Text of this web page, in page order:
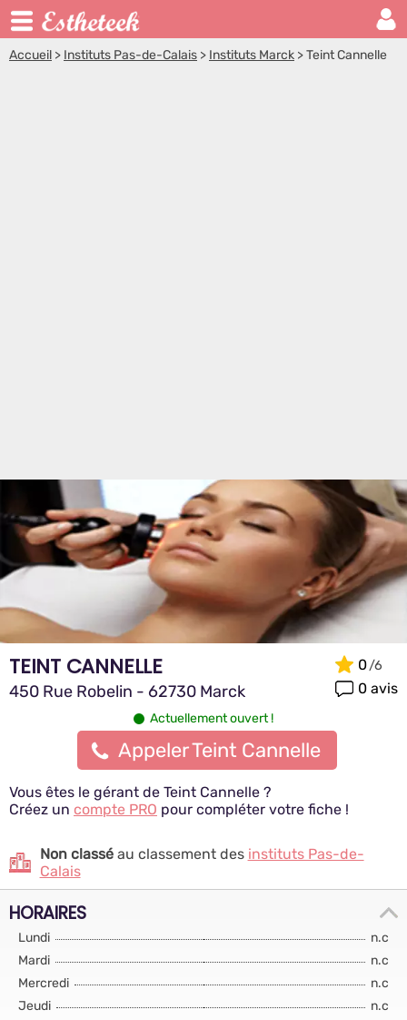
Accueil > Instituts Pas-de-Calais > Instituts Marck >Teint Cannelle
TEINT CANNELLE
450 Rue Robelin - 62730 Marck
0
0 avis
Actuellement ouvert !
Appeler Teint Cannelle
Vous êtes le gérant de Teint Cannelle ?
Créez un compte PRO pour compléter votre fiche !
Non classéau classement des instituts Pas-de-
Calais
HORAIRES
Lundi
n.c
Mardi
n.c
Mercredi
n.c
Jeudi
n.c